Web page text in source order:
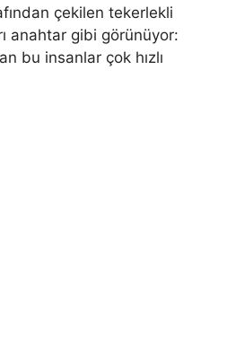
çekilen tekerlekli
anahtar gibi görünüyor:
bu insanlar çok hızlı